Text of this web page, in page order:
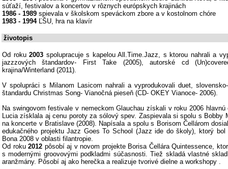
súťaží, festivalov a koncertov v rôznych európskych krajinách
1986 - 1989 spievala v školskom speváckom zbore a v kostolnom chóre
1983 - 1994ĽŠU, hra na klavír
životopis
Od roku2003 spolupracuje s kapelou All.Time.Jazz, s ktorou nahrali a
jazzzových štandardov- First Take (2005), autorské cd
krajina/Winterland (2011).
V spolupráci s Milanom Lasicom nahrali a vyprodukovali duet,
štandardu Christmas Song- Vianočná pieseň (CD- OKEY Vianoce- 2006).
Na swingovom festivale v nemeckom Glauchau získali v roku 2006
Lucia získlala aj cenu poroty za sólový spev. Zaspievala si spolu s Bobby
na koncerte v Bratislave (2008). Napísala a spolu s Borisom Čellárom
edukačného projektu Jazz Goes To School (Jazz ide do školy), ktorý bol
Bona 2008 v oblasti filantropie.
Od roku 2012 pôsobí aj v novom projekte Borisa Čellára Quintessence,
s modernými groovovými podkladmi súčasnosti. Tiež skladá vlastné
aranžmány. Pôsobí aj ako herečka a realizuje tvorivé dielne a workshopy .